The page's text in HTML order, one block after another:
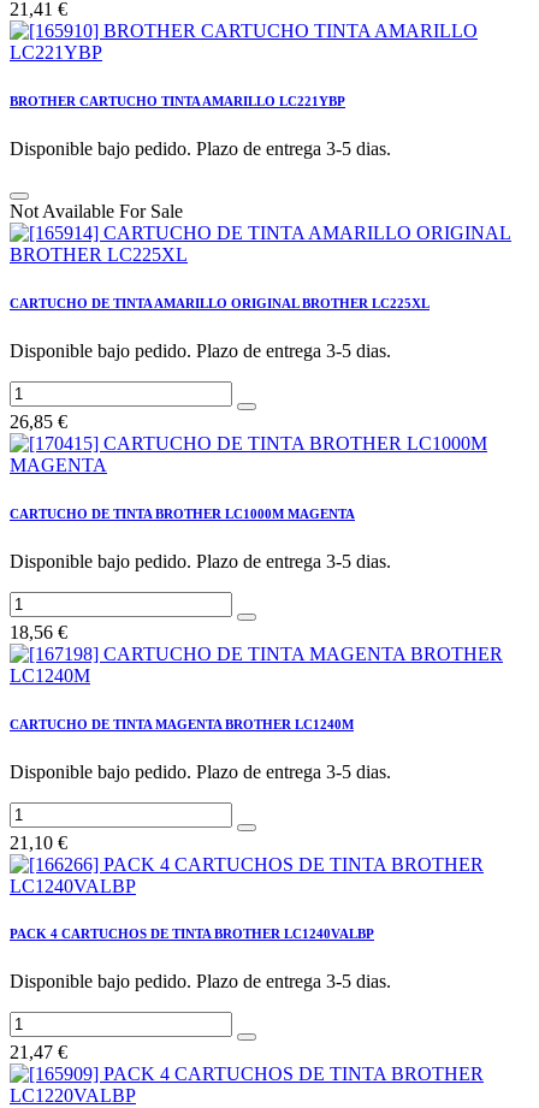
21,41 €
BROTHER CARTUCHO TINTA AMARILLO LC221YBP
Disponible bajo pedido. Plazo de entrega 3-5 dias.
Not Available For Sale
CARTUCHO DE TINTA AMARILLO ORIGINAL BROTHER LC225XL
Disponible bajo pedido. Plazo de entrega 3-5 dias.
26,85 €
CARTUCHO DE TINTA BROTHER LC1000M MAGENTA
Disponible bajo pedido. Plazo de entrega 3-5 dias.
18,56 €
CARTUCHO DE TINTA MAGENTA BROTHER LC1240M
Disponible bajo pedido. Plazo de entrega 3-5 dias.
21,10 €
PACK 4 CARTUCHOS DE TINTA BROTHER LC1240VALBP
Disponible bajo pedido. Plazo de entrega 3-5 dias.
21,47 €